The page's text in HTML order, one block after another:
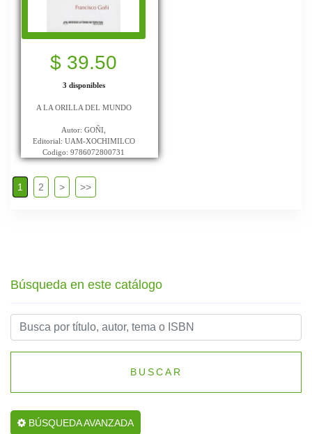
$ 39.50
3 disponibles
A LA ORILLA DEL MUNDO
Autor: GOÑI,
Editorial: UAM-XOCHIMILCO
Codigo: 9786072800731
1 2 > >>
Búsqueda en este catálogo
BUSCAR
BÚSQUEDA AVANZADA